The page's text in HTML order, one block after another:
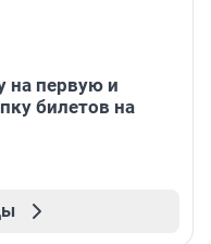
на первую и
билетов на